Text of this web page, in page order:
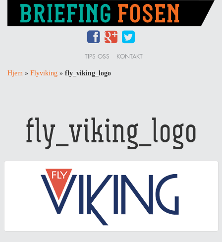
TIPS OSS KONTAKT
Hjem » Flyviking » fly_viking_logo
fly_viking_logo